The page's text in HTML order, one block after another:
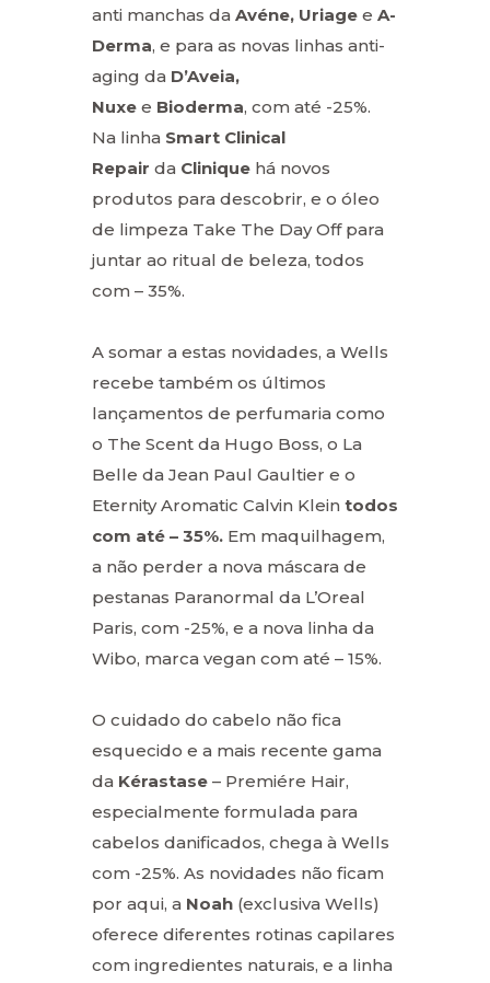
anti manchas da Avéne, Uriage e A-
Derma, e para as novas linhas anti-
aging da D’Aveia,
Nuxe e Bioderma, com até -25%.
Na linha Smart Clinical
Repair da Clinique há novos
produtos para descobrir, e o óleo
de limpeza Take The Day Off para
juntar ao ritual de beleza, todos
com – 35%.
A somar a estas novidades, a Wells
recebe também os últimos
lançamentos de perfumaria como
o The Scent da Hugo Boss, o La
Belle da Jean Paul Gaultier e o
Eternity Aromatic Calvin Klein todos
com até – 35%. Em maquilhagem,
a não perder a nova máscara de
pestanas Paranormal da L’Oreal
Paris, com -25%, e a nova linha da
Wibo, marca vegan com até – 15%.
O cuidado do cabelo não fica
esquecido e a mais recente gama
da Kérastase – Premiére Hair,
especialmente formulada para
cabelos danificados, chega à Wells
com -25%. As novidades não ficam
por aqui, a Noah (exclusiva Wells)
oferece diferentes rotinas capilares
com ingredientes naturais, e a linha